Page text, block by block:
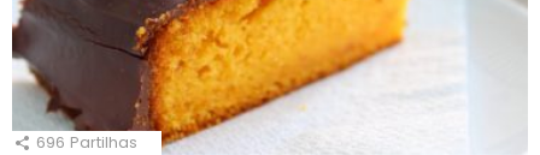
696 Partilhas